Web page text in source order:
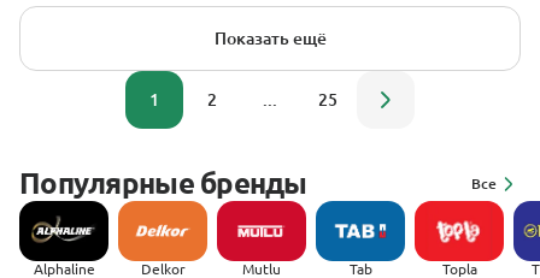
Показать ещё
1 2 25
Популярные бренды Все
Alphaline Delkor Mutlu Tab Topla